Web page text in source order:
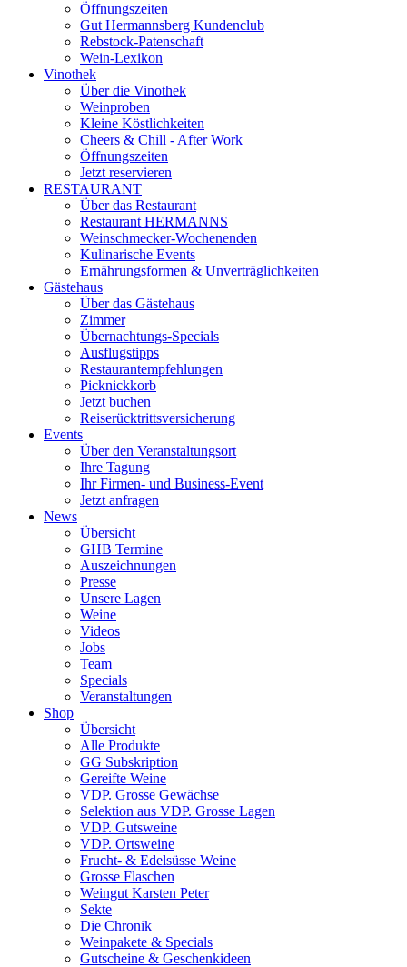
Öffnungszeiten
Gut Hermannsberg Kundenclub
Rebstock-Patenschaft
Wein-Lexikon
Vinothek
Über die Vinothek
Weinproben
Kleine Köstlichkeiten
Cheers & Chill - After Work
Öffnungszeiten
Jetzt reservieren
RESTAURANT
Über das Restaurant
Restaurant HERMANNS
Weinschmecker-Wochenenden
Kulinarische Events
Ernährungsformen & Unverträglichkeiten
Gästehaus
Über das Gästehaus
Zimmer
Übernachtungs-Specials
Ausflugstipps
Restaurantempfehlungen
Picknickkorb
Jetzt buchen
Reiserücktrittsversicherung
Events
Über den Veranstaltungsort
Ihre Tagung
Ihr Firmen- und Business-Event
Jetzt anfragen
News
Übersicht
GHB Termine
Auszeichnungen
Presse
Unsere Lagen
Weine
Videos
Jobs
Team
Specials
Veranstaltungen
Shop
Übersicht
Alle Produkte
GG Subskription
Gereifte Weine
VDP. Grosse Gewächse
Selektion aus VDP. Grosse Lagen
VDP. Gutsweine
VDP. Ortsweine
Frucht- & Edelsüsse Weine
Grosse Flaschen
Weingut Karsten Peter
Sekte
Die Chronik
Weinpakete & Specials
Gutscheine & Geschenkideen